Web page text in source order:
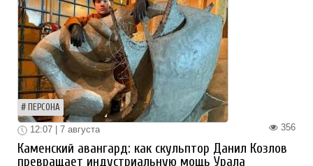
ПЕРСОНА
356
12:07 | 7 августа
Каменский авангард: как скульптор Данил Козлов
превращает индустриальную мощь Урала